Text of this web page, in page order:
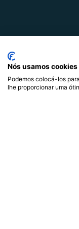
Nós usamos cookies
Podemos colocá-los
lhe proporcionar uma